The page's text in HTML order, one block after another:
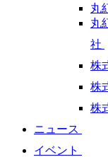
丸
丸
社
株
株
株
ニュース
イベント